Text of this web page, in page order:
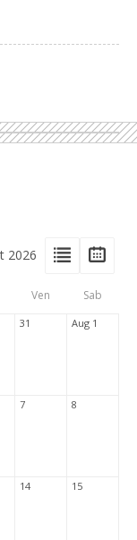
View
List
2026
Ven Sab
31 Aug 1
7 8
14 15